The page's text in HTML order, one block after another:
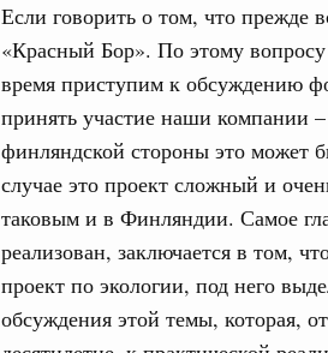
Если говорить о том, что прежде
«Красный Бор». По этому
время приступим к обсуждению
принять участие наши компании
финляндской стороны это может
случае это проект сложный и
таковым и в Финляндии. Самое
реализован, заключается в том,
проект по экологии, под него
обсуждения этой темы, которая,